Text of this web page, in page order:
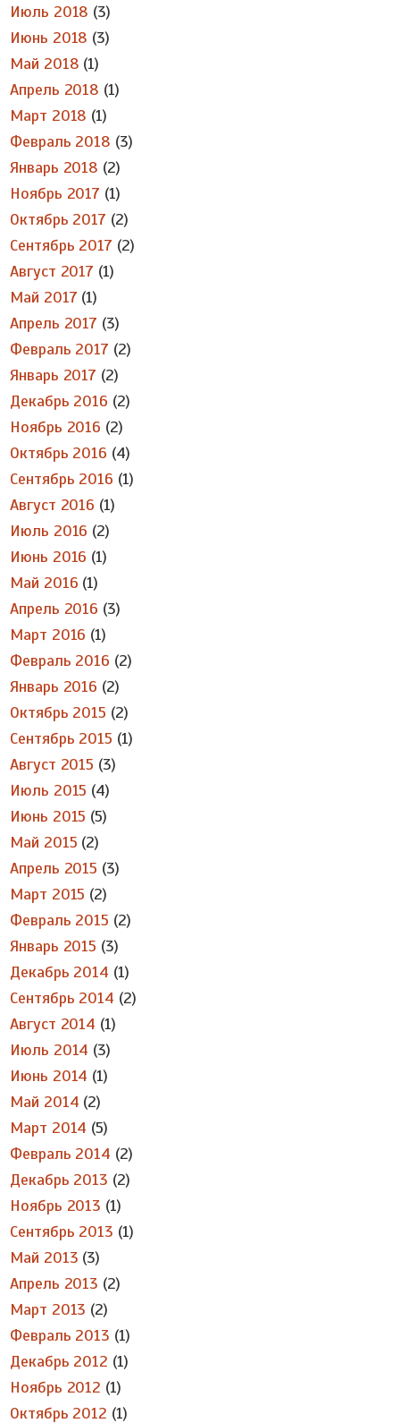
Июль 2018 (3)
Июнь 2018 (3)
Май 2018 (1)
Апрель 2018 (1)
Март 2018 (1)
Февраль 2018 (3)
Январь 2018 (2)
Ноябрь 2017 (1)
Октябрь 2017 (2)
Сентябрь 2017 (2)
Август 2017 (1)
Май 2017 (1)
Апрель 2017 (3)
Февраль 2017 (2)
Январь 2017 (2)
Декабрь 2016 (2)
Ноябрь 2016 (2)
Октябрь 2016 (4)
Сентябрь 2016 (1)
Август 2016 (1)
Июль 2016 (2)
Июнь 2016 (1)
Май 2016 (1)
Апрель 2016 (3)
Март 2016 (1)
Февраль 2016 (2)
Январь 2016 (2)
Октябрь 2015 (2)
Сентябрь 2015 (1)
Август 2015 (3)
Июль 2015 (4)
Июнь 2015 (5)
Май 2015 (2)
Апрель 2015 (3)
Март 2015 (2)
Февраль 2015 (2)
Январь 2015 (3)
Декабрь 2014 (1)
Сентябрь 2014 (2)
Август 2014 (1)
Июль 2014 (3)
Июнь 2014 (1)
Май 2014 (2)
Март 2014 (5)
Февраль 2014 (2)
Декабрь 2013 (2)
Ноябрь 2013 (1)
Сентябрь 2013 (1)
Май 2013 (3)
Апрель 2013 (2)
Март 2013 (2)
Февраль 2013 (1)
Декабрь 2012 (1)
Ноябрь 2012 (1)
Октябрь 2012 (1)